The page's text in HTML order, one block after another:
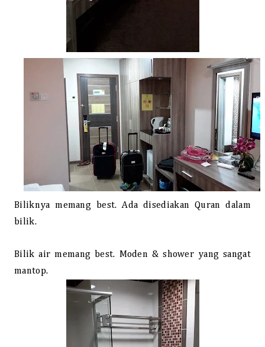
Biliknya memang best. Ada disediakan Quran dalam
bilik.
Bilik air memang best. Moden & shower yang sangat
mantop.